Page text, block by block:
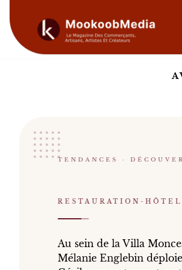
A
Cécila by
RESTAURATION-HÔTELLERIE
Au sein de la Villa Monceau,
Catalogue :restaurants, presse,
TENDANCES ·
RESTAURATION-
Au sein de la Villa
Mélanie Englebin